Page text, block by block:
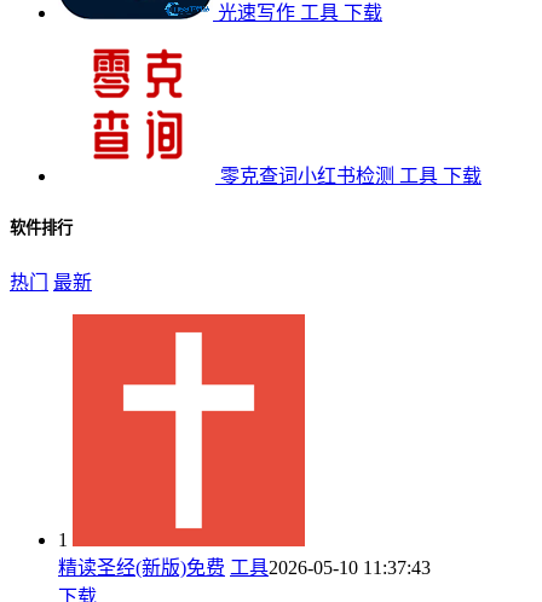
光速写作 工具 下载
零克查词小红书检测 工具 下载
软件排行
热门 最新
1
精读圣经(新版)免费 工具2026-05-10 11:37:43
下载